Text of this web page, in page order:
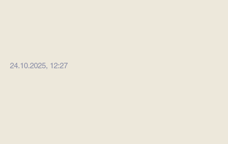
24.10.2025, 12:27